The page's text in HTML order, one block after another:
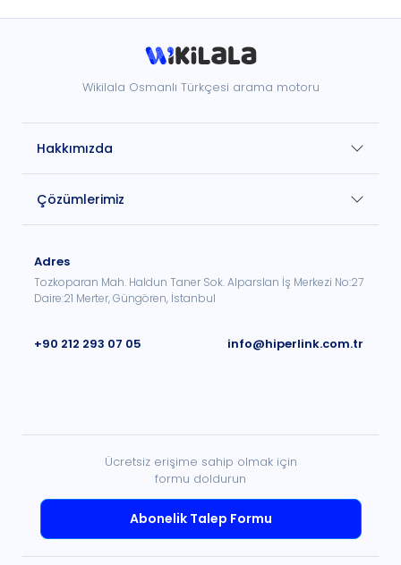
Wikilala Osmanlı Türkçesi arama motoru
Hakkımızda
Çözümlerimiz
Adres
Tozkoparan Mah. Haldun Taner Sok. Alparslan İş Merkezi No:27
Daire:21 Merter, Güngören, İstanbul
+90 212 293 07 05 info@hiperlink.com.tr
Ücretsiz erişime sahip olmak için
formu doldurun
Abonelik Talep Formu